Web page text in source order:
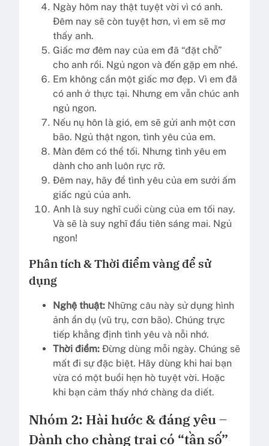
Ngày hôm nay thật tuyệt vời vì có anh.
Đêm nay sẽ còn tuyệt hơn, vì em sẽ mơ
thấy anh.
Giấc mơ đêm nay của em đã “đặt chỗ”
cho anh rồi. Ngủ ngon và đến gặp em nhé.
Em không cần một giấc mơ đẹp. Vì em đã
có anh ở thực tại. Nhưng em vẫn chúc anh
ngủ ngon.
Nếu nụ hôn là gió, em sẽ gửi anh một cơn
bão. Ngủ thật ngon, tình yêu của em.
Màn đêm có thể tối. Nhưng tình yêu em
dành cho anh luôn rực rỡ.
Đêm nay, hãy để tình yêu của em sưởi ấm
giấc ngủ của anh.
Anh là suy nghĩ cuối cùng của em tối nay.
Và sẽ là suy nghĩ đầu tiên sáng mai. Ngủ
ngon!
Phân tích & Thời điểm vàng để sử
dụng
Nghệ thuật: Những câu này sử dụng hình
ảnh ẩn dụ (vũ trụ, cơn bão). Chúng trực
tiếp khẳng định tình yêu và nỗi nhớ.
Thời điểm: Đừng dùng mỗi ngày. Chúng sẽ
mất đi sự đặc biệt. Hãy dùng khi hai bạn
vừa có một buổi hẹn hò tuyệt vời. Hoặc
khi bạn cảm thấy nhớ chàng da diết.
Nhóm 2: Hài hước & đáng yêu –
Dành cho chàng trai có “tần số”